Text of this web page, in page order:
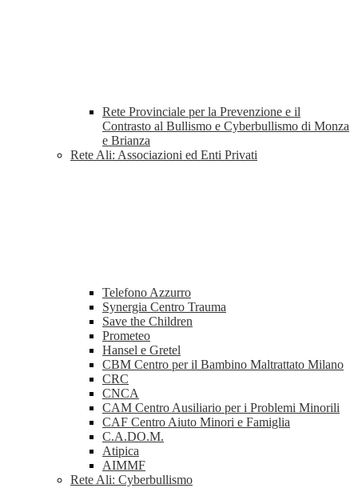
Rete Provinciale per la Prevenzione e il
Contrasto al Bullismo e Cyberbullismo di Monza
e Brianza
Rete Ali: Associazioni ed Enti Privati
Telefono Azzurro
Synergia Centro Trauma
Save the Children
Prometeo
Hansel e Gretel
CBM Centro per il Bambino Maltrattato Milano
CRC
CNCA
CAM Centro Ausiliario per i Problemi Minorili
CAF Centro Aiuto Minori e Famiglia
C.A.DO.M.
Atipica
AIMMF
Rete Ali: Cyberbullismo